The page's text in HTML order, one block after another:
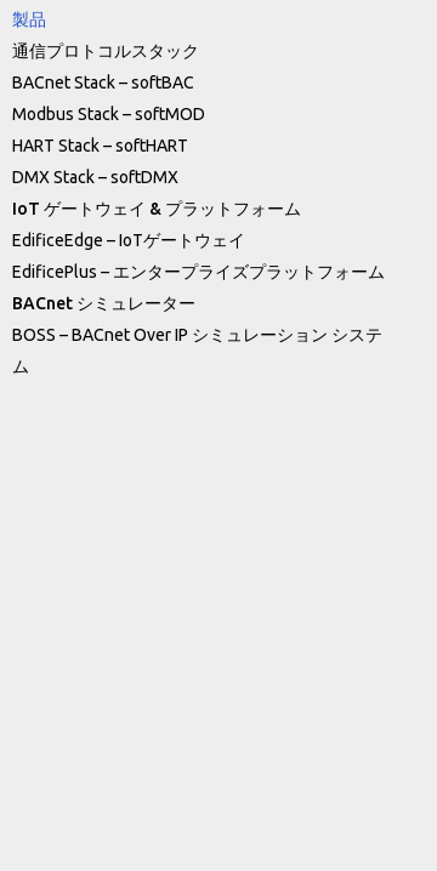
製品
通信プロトコルスタック
BACnet Stack – softBAC
Modbus Stack – softMOD
HART Stack – softHART
DMX Stack – softDMX
IoT ゲートウェイ & プラットフォーム
EdificeEdge – IoTゲートウェイ
EdificePlus – エンタープライズプラットフォーム
BACnet シミュレーター
BOSS – BACnet Over IP シミュレーション システ
ム